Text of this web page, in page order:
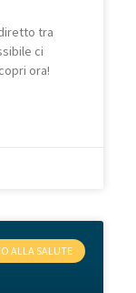
tra
ci
ora!
ALLA SALUTE